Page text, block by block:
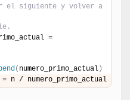
el siguiente y volver a
( numero_primo_actual )
= n / numero_primo_actual